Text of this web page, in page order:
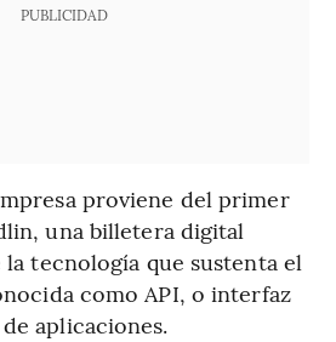
PUBLICIDAD
proviene del primer
una billetera digital
la tecnología que sustenta el
como API, o interfaz
aplicaciones.